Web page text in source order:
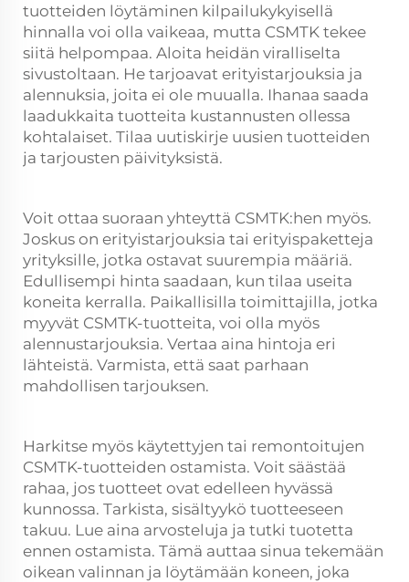
tuotteiden löytäminen kilpailukykyisellä
hinnalla voi olla vaikeaa, mutta CSMTK tekee
siitä helpompaa. Aloita heidän viralliselta
sivustoltaan. He tarjoavat erityistarjouksia ja
alennuksia, joita ei ole muualla. Ihanaa saada
laadukkaita tuotteita kustannusten ollessa
kohtalaiset. Tilaa uutiskirje uusien tuotteiden
ja tarjousten päivityksistä.
Voit ottaa suoraan yhteyttä CSMTK:hen myös.
Joskus on erityistarjouksia tai erityispaketteja
yrityksille, jotka ostavat suurempia määriä.
Edullisempi hinta saadaan, kun tilaa useita
koneita kerralla. Paikallisilla toimittajilla, jotka
myyvät CSMTK-tuotteita, voi olla myös
alennustarjouksia. Vertaa aina hintoja eri
lähteistä. Varmista, että saat parhaan
mahdollisen tarjouksen.
Harkitse myös käytettyjen tai remontoitujen
CSMTK-tuotteiden ostamista. Voit säästää
rahaa, jos tuotteet ovat edelleen hyvässä
kunnossa. Tarkista, sisältyykö tuotteeseen
takuu. Lue aina arvosteluja ja tutki tuotetta
ennen ostamista. Tämä auttaa sinua tekemään
oikean valinnan ja löytämään koneen, joka